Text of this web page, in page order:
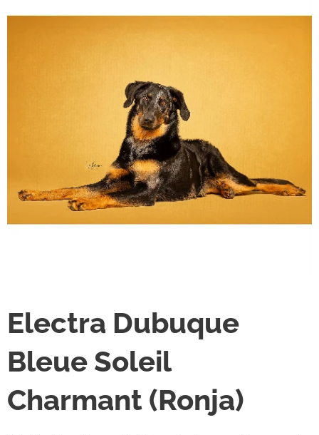
Electra Dubuque
Bleue Soleil
Charmant (Ronja)